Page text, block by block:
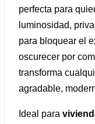
perfecta para
luminosidad,
para bloquear el
oscurecer por
transforma
agradable,
Ideal para